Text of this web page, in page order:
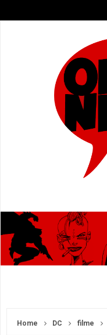
Home DC filme